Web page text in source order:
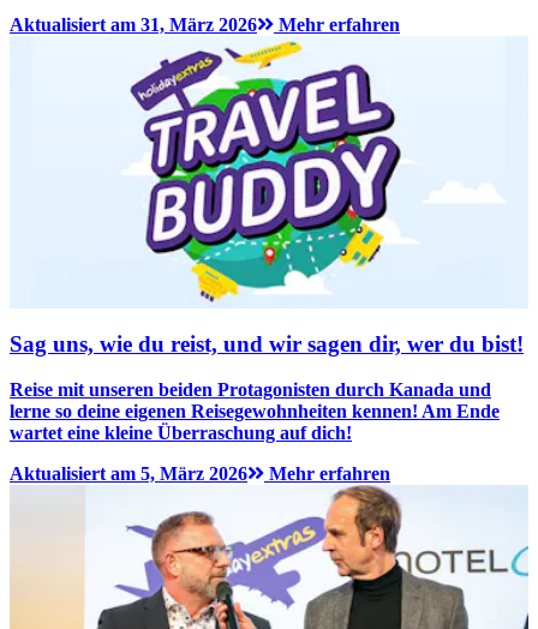
Aktualisiert am 31, März 2026 Mehr erfahren
Sag uns, wie du reist, und wir sagen dir, wer du bist!
Reise mit unseren beiden Protagonisten durch Kanada und
lerne so deine eigenen Reisegewohnheiten kennen! Am Ende
wartet eine kleine Überraschung auf dich!
Aktualisiert am 5, März 2026
Mehr erfahren